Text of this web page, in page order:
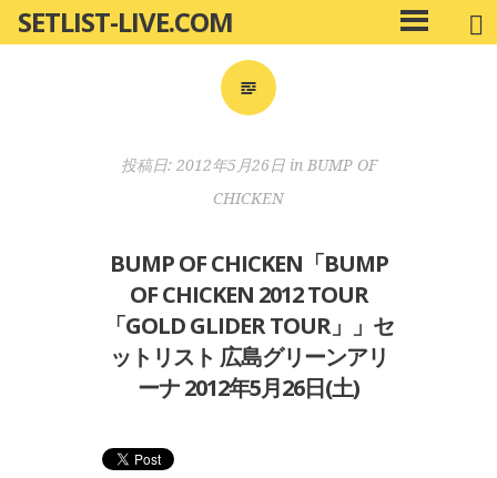
ン
SETLIST-LIVE.COM
メ
イ
投稿日: 2012年5月26日in BUMP OF
CHICKEN
BUMP OF CHICKEN「BUMP
OF CHICKEN 2012 TOUR
「GOLD GLIDER TOUR」」セ
ットリスト 広島グリーンアリ
ーナ 2012年5月26日(土)